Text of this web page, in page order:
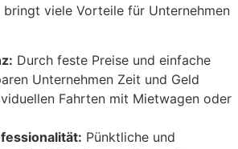
bringt viele Vorteile für Unternehmen
Durch feste Preise und einfache
Unternehmen Zeit und Geld
Fahrten mit Mietwagen oder
Pünktliche und